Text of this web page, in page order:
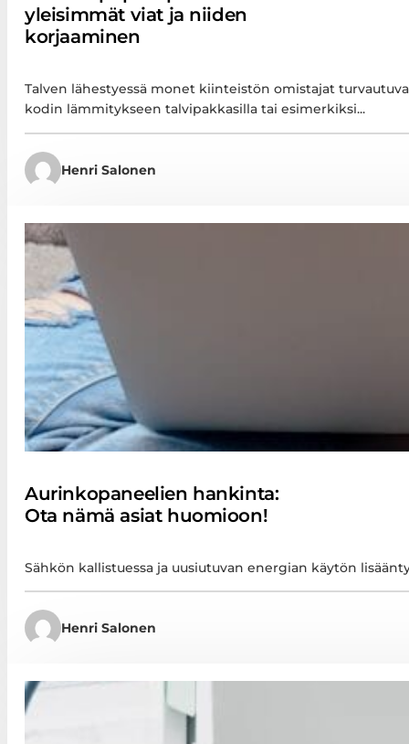
yleisimmät viat ja niiden
korjaaminen
Talven lähestyessä monet kiinteistön omistajat
kodin lämmitykseen talvipakkasilla tai esimerkiksi...
Henri Salonen
Aurinkopaneelien hankinta:
Ota nämä asiat huomioon!
Sähkön kallistuessa ja uusiutuvan energian käytön
Henri Salonen